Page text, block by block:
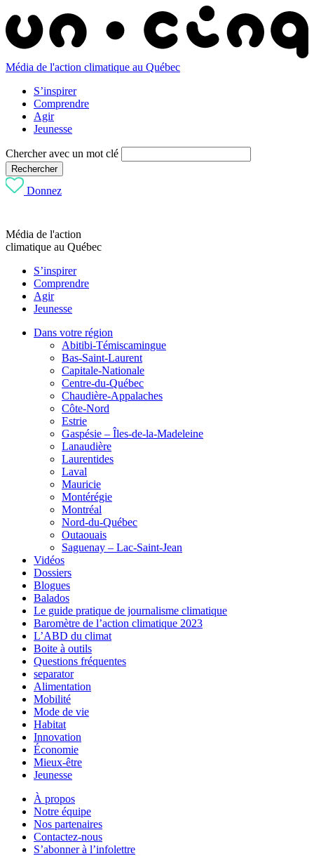
Média de l'action climatique au Québec
S’inspirer
Comprendre
Agir
Jeunesse
Chercher avec un mot clé
Rechercher
Donnez
Média de l'action
climatique au Québec
S’inspirer
Comprendre
Agir
Jeunesse
Dans votre région
Abitibi-Témiscamingue
Bas-Saint-Laurent
Capitale-Nationale
Centre-du-Québec
Chaudière-Appalaches
Côte-Nord
Estrie
Gaspésie – Îles-de-la-Madeleine
Lanaudière
Laurentides
Laval
Mauricie
Montérégie
Montréal
Nord-du-Québec
Outaouais
Saguenay – Lac-Saint-Jean
Vidéos
Dossiers
Blogues
Balados
Le guide pratique de journalisme climatique
Baromètre de l’action climatique 2023
L’ABD du climat
Boite à outils
Questions fréquentes
separator
Alimentation
Mobilité
Mode de vie
Habitat
Innovation
Économie
Mieux-être
Jeunesse
À propos
Notre équipe
Nos partenaires
Contactez-nous
S’abonner à l’infolettre